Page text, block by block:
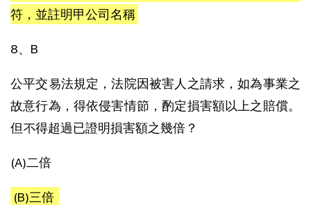
符，並註明甲公司名稱
8、B
公平交易法規定，法院因被害人之請求，如為事業之
故意行為，得依侵害情節，酌定損害額以上之賠償。
但不得超過已證明損害額之幾倍？
(A)二倍
(B)三倍